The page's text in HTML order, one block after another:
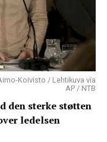
Koivisto / Lehtikuva via
AP / NTB
den sterke støtten
ledelsen